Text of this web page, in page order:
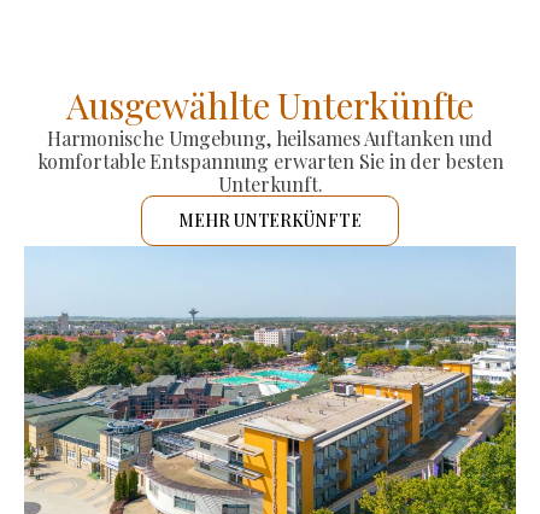
Ausgewählte Unterkünfte
Harmonische Umgebung, heilsames Auftanken und
komfortable Entspannung erwarten Sie in der besten
Unterkunft.
MEHR UNTERKÜNFTE